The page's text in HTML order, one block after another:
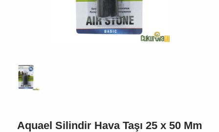
Aquael Silindir Hava Taşı 25 x 50 Mm